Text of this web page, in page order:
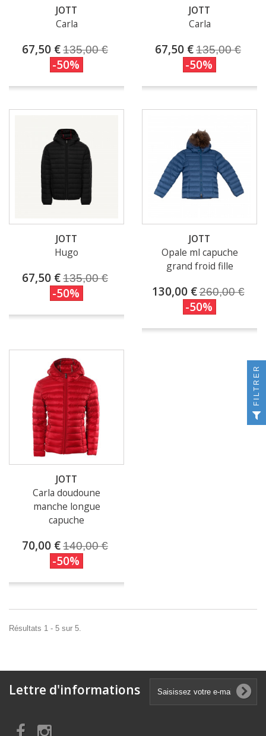
JOTT
Carla
67,50 €135,00 €
-50%
JOTT
Carla
67,50 €135,00 €
-50%
JOTT
Hugo
67,50 €135,00 €
-50%
JOTT
Opale ml capuche
grand froid fille
130,00 €260,00 €
-50%
JOTT
Carla doudoune
manche longue
capuche
70,00 €140,00 €
-50%
Résultats 1 - 5 sur 5.
Lettre d'informations
FILTRER